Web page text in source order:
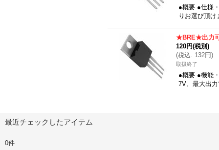
●概要 ●仕様
りお選び頂
★BRE★出力
120円(税別)
(税込: 132円)
取扱終了
●概要 ●機能
7V、最大出
最近チェックしたアイテム
0件